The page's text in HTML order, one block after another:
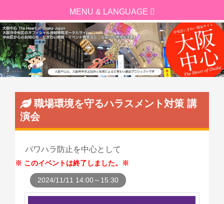
職場環境を守るハラスメント対策 講
演会
パワハラ防止を中心として
このイベントは終了しました。
2024/11/11 14:00～15:30